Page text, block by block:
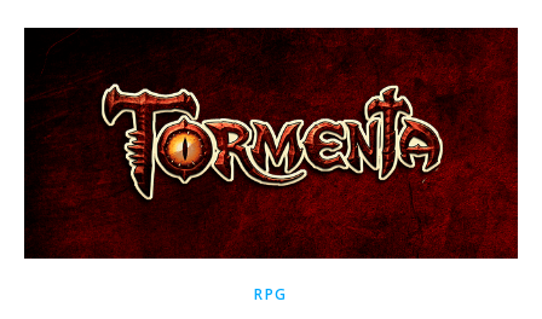
RPG